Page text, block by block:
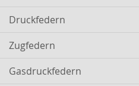
Druckfedern
Zugfedern
Gasdruckfedern